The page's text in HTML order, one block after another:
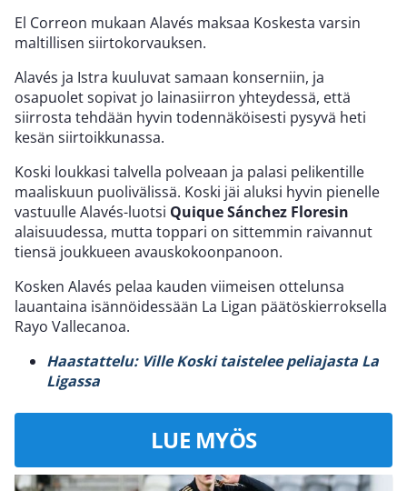
El Correon mukaan Alavés maksaa Koskesta varsin
maltillisen siirtokorvauksen.
Alavés ja Istra kuuluvat samaan konserniin, ja
osapuolet sopivat jo lainasiirron yhteydessä, että
siirrosta tehdään hyvin todennäköisesti pysyvä heti
kesän siirtoikkunassa.
Koski loukkasi talvella polveaan ja palasi pelikentille
maaliskuun puolivälissä. Koski jäi aluksi hyvin pienelle
vastuulle Alavés-luotsi Quique Sánchez Floresin
alaisuudessa, mutta toppari on sittemmin raivannut
tiensä joukkueen avauskokoonpanoon.
Kosken Alavés pelaa kauden viimeisen ottelunsa
lauantaina isännöidessään La Ligan päätöskierroksella
Rayo Vallecanoa.
Haastattelu: Ville Koski taistelee peliajasta La
Ligassa
LUE MYÖS